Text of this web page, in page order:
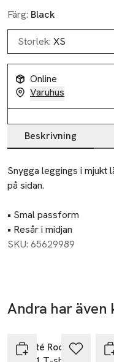
Färg: Black
Storlek: XS
Online
Varuhus
Beskrivning
Beskrivning
Snygga leggings i
på sidan.
• Smal passform
• Resår i midjan
SKU: 65629989
Andra har även
Leveté Room